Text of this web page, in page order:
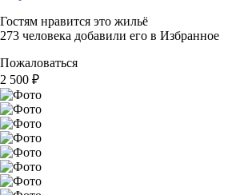
Гостям нравится это жильё
273 человека добавили его в Избранное
Пожаловаться
2 500 ₽